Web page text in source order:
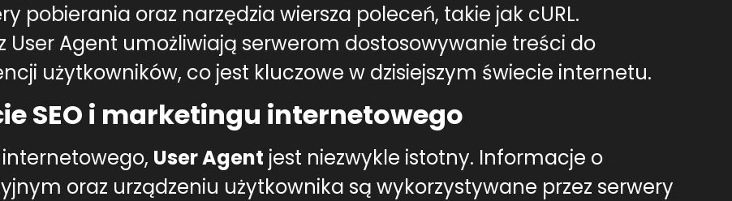
pobierania oraz narzędzia wiersza poleceń, takie jak cURL.
User Agent umożliwiają serwerom dostosowywanie treści do
użytkowników, co jest kluczowe w dzisiejszym świecie internetu.
SEO i marketingu internetowego
User Agent jest niezwykle istotny. Informacje o
oraz urządzeniu użytkownika są wykorzystywane przez serwery